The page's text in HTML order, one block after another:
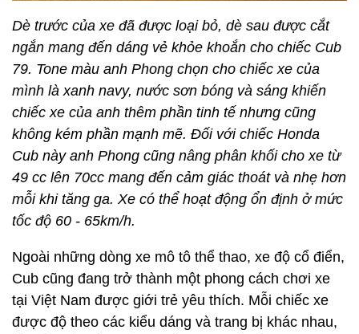
Dè trước của xe đã được loại bỏ, dè sau được cắt
ngắn mang đến dáng vẻ khỏe khoắn cho chiếc Cub
79. Tone màu anh Phong chọn cho chiếc xe của
mình là xanh navy, nước sơn bóng và sáng khiến
chiếc xe của anh thêm phần tinh tế nhưng cũng
không kém phần mạnh mẽ. Đối với chiếc Honda
Cub này anh Phong cũng nâng phân khối cho xe từ
49 cc lên 70cc mang đến cảm giác thoát và nhẹ hơn
mỗi khi tăng ga. Xe có thể hoạt động ổn định ở mức
tốc độ 60 - 65km/h.
Ngoài những dòng xe mô tô thể thao, xe độ cổ điển,
Cub cũng đang trở thành một phong cách chơi xe
tại Việt Nam được giới trẻ yêu thích. Mỗi chiếc xe
được độ theo các kiểu dáng và trang bị khác nhau,